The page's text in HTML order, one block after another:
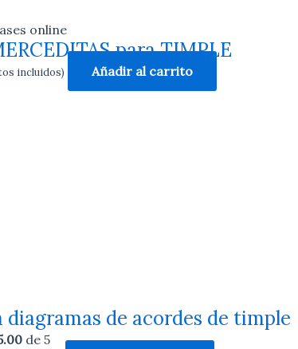
online
para TIMPLE
incluidos) Añadir al carrito
diagramas de acordes de timple
de 5